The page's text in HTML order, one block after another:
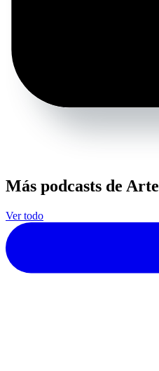
Más podcasts de Arte
Ver todo